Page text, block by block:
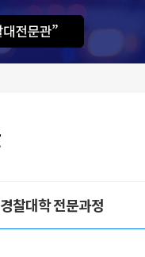
경찰대학 전문과정